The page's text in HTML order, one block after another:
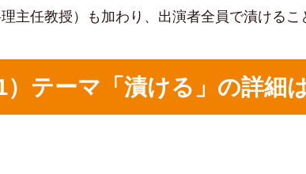
主任教授）も加わり、出演者全員で漬ける
テーマ「漬ける」の詳細